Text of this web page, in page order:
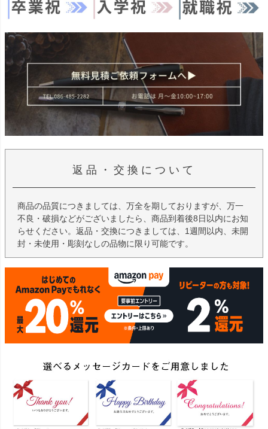
返品・交換について
商品の品質につきましては、万全を期しておりますが、万一
不良・破損などがございましたら、商品到着後8日以内にお知
らせください。返品・交換につきましては、1週間以内、未開
封・未使用・彫刻なしの品物に限り可能です。